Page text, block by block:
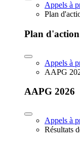
Appels à
Plan
Plan
Appels à
AAPG
AAPG 2026
Appels à
Résultats